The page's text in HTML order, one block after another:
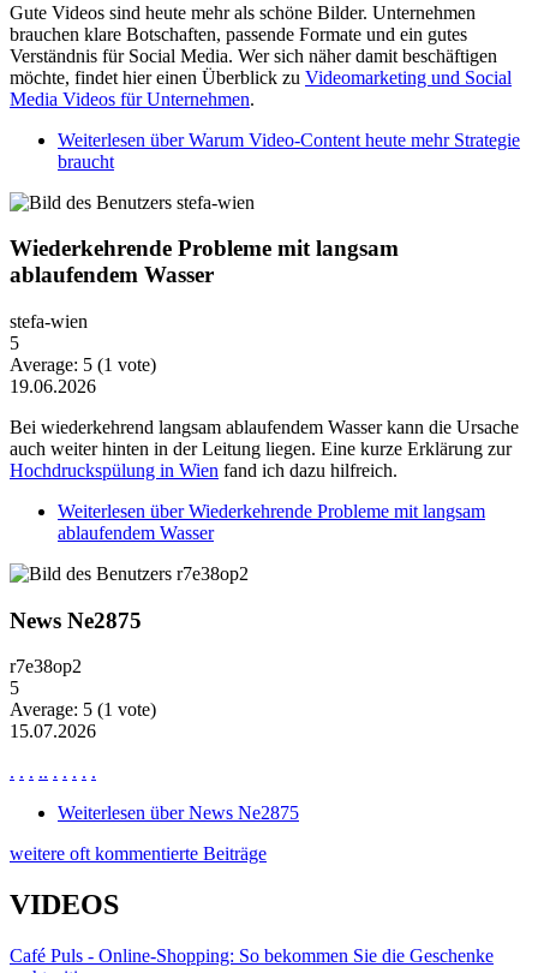
Gute Videos sind heute mehr als schöne Bilder. Unternehmen
brauchen klare Botschaften, passende Formate und ein gutes
Verständnis für Social Media. Wer sich näher damit beschäftigen
möchte, findet hier einen Überblick zu Videomarketing und Social
Media Videos für Unternehmen.
Weiterlesen über Warum Video-Content heute mehr Strategie
braucht
Wiederkehrende Probleme mit langsam
ablaufendem Wasser
stefa-wien
5
Average: 5 (1 vote)
19.06.2026
Bei wiederkehrend langsam ablaufendem Wasser kann die Ursache
auch weiter hinten in der Leitung liegen. Eine kurze Erklärung zur
Hochdruckspülung in Wien fand ich dazu hilfreich.
Weiterlesen über Wiederkehrende Probleme mit langsam
ablaufendem Wasser
News Ne2875
r7e38op2
5
Average: 5 (1 vote)
15.07.2026
. . . .. . . . . .
Weiterlesen über News Ne2875
weitere oft kommentierte Beiträge
VIDEOS
Café Puls - Online-Shopping: So bekommen Sie die Geschenke